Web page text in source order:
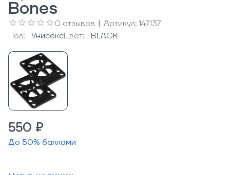
Bones
0 отзывов | Артикул: 147137
Пол:
УнисексЦвет: BLACK
550 ₽
До 50% баллами